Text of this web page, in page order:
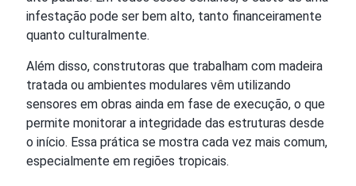
infestação pode ser bem alto, tanto financeiramente
quanto culturalmente.
Além disso, construtoras que trabalham com madeira
tratada ou ambientes modulares vêm utilizando
sensores em obras ainda em fase de execução, o que
permite monitorar a integridade das estruturas desde
o início. Essa prática se mostra cada vez mais comum,
especialmente em regiões tropicais.